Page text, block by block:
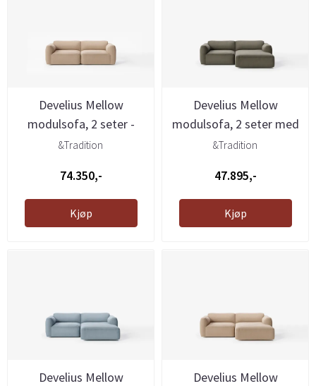
Develius Mellow
modulsofa, 2 seter -
Karakorum ...
&Tradition
74.350,-
Kjøp
Develius Mellow
modulsofa, 2 seter med
sjeselong ...
&Tradition
47.895,-
Kjøp
Develius Mellow
Develius Mellow